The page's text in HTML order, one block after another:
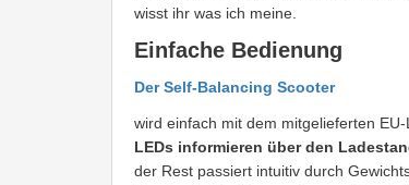
wisst ihr was ich meine.
Einfache Bedienung
Der Self-Balancing Scooter
wird einfach mit dem mitgelieferten
LEDs informieren über den
der Rest passiert intuitiv durch